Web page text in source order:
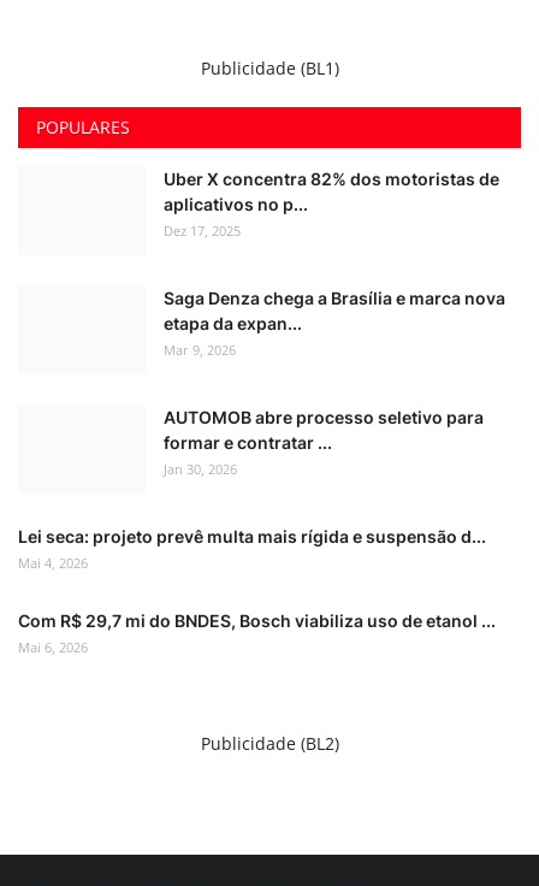
Publicidade (BL1)
POPULARES
Uber X concentra 82% dos motoristas de
aplicativos no p...
Dez 17, 2025
Saga Denza chega a Brasília e marca nova
etapa da expan...
Mar 9, 2026
AUTOMOB abre processo seletivo para
formar e contratar ...
Jan 30, 2026
Lei seca: projeto prevê multa mais rígida e suspensão d...
Mai 4, 2026
Com R$ 29,7 mi do BNDES, Bosch viabiliza uso de etanol ...
Mai 6, 2026
Publicidade (BL2)